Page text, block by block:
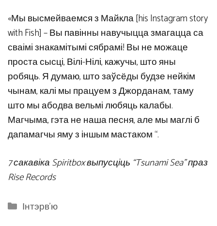
«Мы высмейваемся з Майкла [his Instagram story
with Fish] – Вы павінны навучыцца змагацца са
сваімі знакамітымі сябрамі! Вы не можаце
проста сысці, Вілі-Нілі, кажучы, што яны
робяць. Я думаю, што заўсёды будзе нейкім
чынам, калі мы працуем з Джорданам, таму
што мы абодва вельмі любяць калабы.
Магчыма, гэта не наша песня, але мы маглі б
дапамагчы яму з іншым мастаком “.
7 сакавіка Spiritbox выпусціць “Tsunami Sea” праз
Rise Records
Categories
Інтэрв'ю